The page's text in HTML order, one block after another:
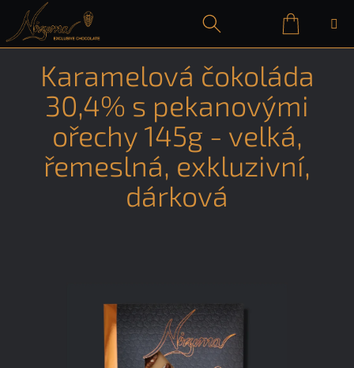
obsah
HledatPřihlášeníNákupní
košík
Karamelová čokoláda
30,4% s pekanovými
ořechy 145g - velká,
řemeslná, exkluzivní,
dárková